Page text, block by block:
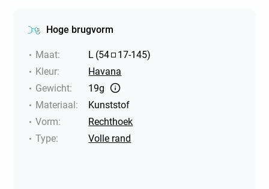
Hoge brugvorm
Maat: L (54 17-145)
Kleur:
Havana
Gewicht:
19g
Materiaal:
Kunststof
Vorm:
Rechthoek
Type: Volle rand